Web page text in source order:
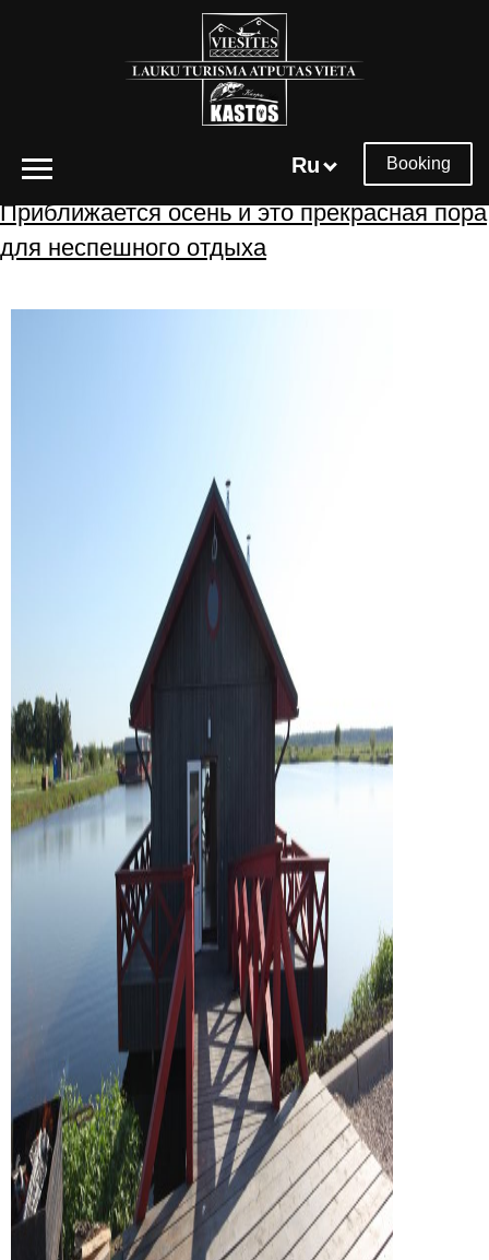
Ru Booking
Архивы меток:отдых для всех
Приближается осень и это прекрасная пора
для неспешного отдыха